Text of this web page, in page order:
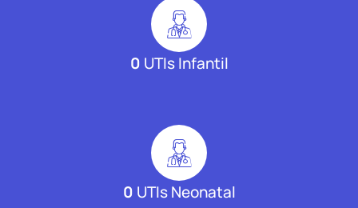
0 UTIs Infantil
0 UTIs Neonatal